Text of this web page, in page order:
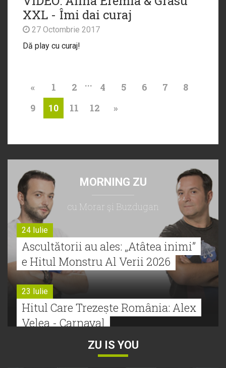
XXL - Îmi dai curaj
27 Octombrie 2017
Dă play cu curaj!
« 1 2 ... 4 5 6 7
8
9
10 11 12 »
MORNING ZU
cu Morar şi Buzdugan
24 Iulie
Ascultătorii au ales: „Atâtea inimi”
e Hitul Monstru Al Verii 2026
23 Iulie
Hitul Care Trezește România: Alex
Velea - Carnaval
ZU IS YOU